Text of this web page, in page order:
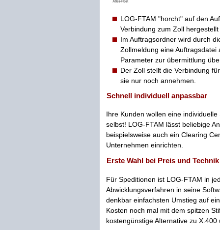
LOG-FTAM "horcht" auf den
Verbindung zum Zoll
Im Auftragsordner wird durch
Zollmeldung eine
Parameter zur übermittlung
Der Zoll stellt die Verbindung
sie nur noch annehmen.
Schnell individuell anpassbar
Ihre Kunden wollen eine
selbst! LOG-FTAM lässt beliebige
beispielsweise auch ein Clearing
Unternehmen einrichten.
Erste Wahl bei Preis und Technik
Für Speditionen ist LOG-FTAM in
Abwicklungs­verfahren in seine
denkbar einfachsten Umstieg auf
Kosten noch mal mit dem spitzen
kostengünstige Alternative zu